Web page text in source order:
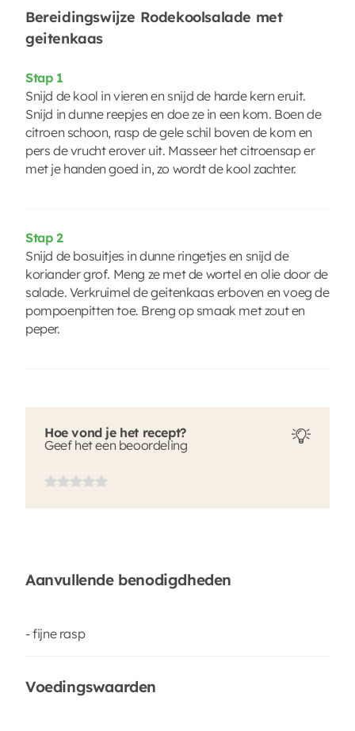
Bereidingswijze Rodekoolsalade met
geitenkaas
Stap 1
Snijd de kool in vieren en snijd de harde kern eruit.
Snijd in dunne reepjes en doe ze in een kom. Boen de
citroen schoon, rasp de gele schil boven de kom en
pers de vrucht erover uit. Masseer het citroensap er
met je handen goed in, zo wordt de kool zachter.
Stap 2
Snijd de bosuitjes in dunne ringetjes en snijd de
koriander grof. Meng ze met de wortel en olie door de
salade. Verkruimel de geitenkaas erboven en voeg de
pompoenpitten toe. Breng op smaak met zout en
peper.
Hoe vond je het recept?
Geef het een beoordeling
Aanvullende benodigdheden
- fijne rasp
Voedingswaarden